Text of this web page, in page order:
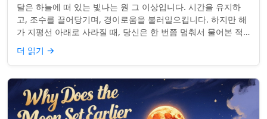
달은 하늘에 떠 있는 빛나는 원 그 이상입니다. 시간을 유지하
고, 조수를 끌어당기며, 경이로움을 불러일으킵니다. 하지만 해
가 지평선 아래로 사라질 때, 당신은 한 번쯤 멈춰서 물어본 적
이 있나요: 그곳은 어디일까? ...
더 읽기 →